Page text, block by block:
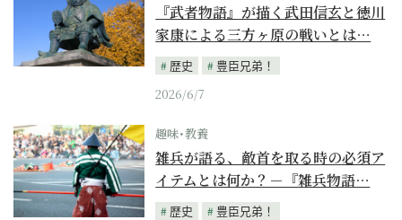
『武者物語』が描く武田信玄と徳川
家康による三方ヶ原の戦いとは…
歴史
豊臣兄弟！
2026/6/7
趣味･教養
雑兵が語る、敵首を取る時の必須ア
イテムとは何か？－『雑兵物語…
歴史
豊臣兄弟！